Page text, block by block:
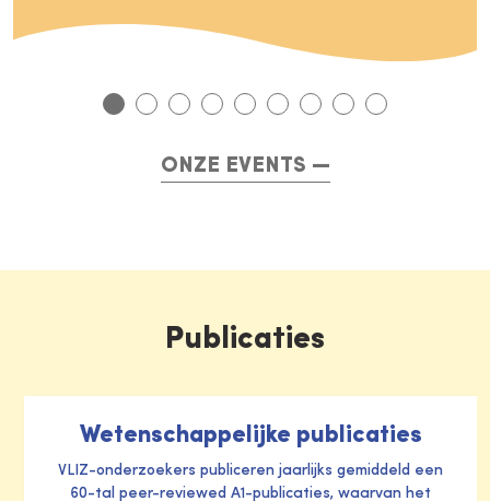
ONZE EVENTS
Publicaties
Wetenschappelijke publicaties
VLIZ-onderzoekers publiceren jaarlijks gemiddeld een
60-tal peer-reviewed A1-publicaties, waarvan het